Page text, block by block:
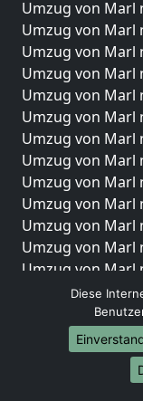
Umzug von Marl
Umzug von Marl
Umzug von Marl
Umzug von Marl
Umzug von Marl
Umzug von Marl
Umzug von Marl
Umzug von Marl
Umzug von Marl
Umzug von Marl
Umzug von Marl
Umzug von Marl
Umzug von Marl
Umzug von
Umzug von
Umzug von
Umzug von
Umzug von Marl
Diese